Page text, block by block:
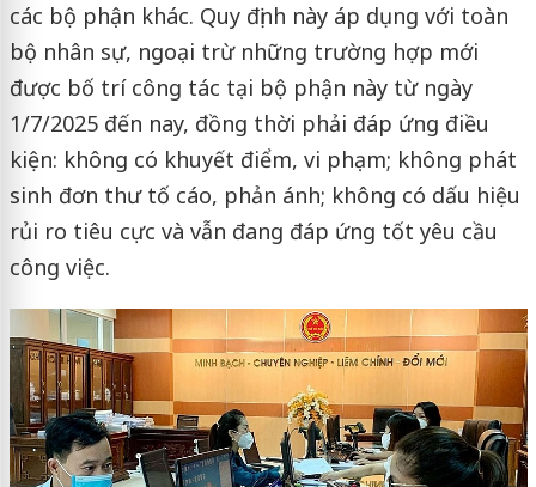
các bộ phận khác. Quy định này áp dụng với toàn
bộ nhân sự, ngoại trừ những trường hợp mới
được bố trí công tác tại bộ phận này từ ngày
1/7/2025 đến nay, đồng thời phải đáp ứng điều
kiện: không có khuyết điểm, vi phạm; không phát
sinh đơn thư tố cáo, phản ánh; không có dấu hiệu
rủi ro tiêu cực và vẫn đang đáp ứng tốt yêu cầu
công việc.